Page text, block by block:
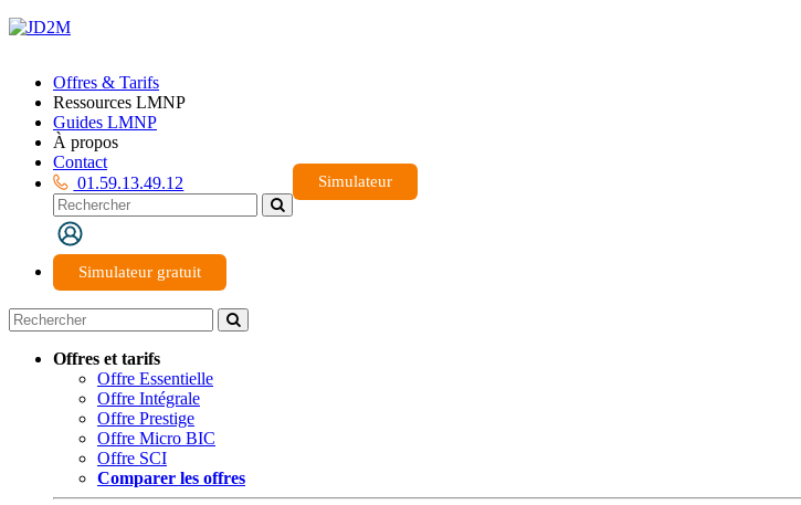
Offres & Tarifs
Ressources LMNP
Guides LMNP
À propos
Contact
01.59.13.49.12
Simulateur gratuit
Simulateur
Offres et tarifs
Offre Essentielle
Offre Intégrale
Offre Prestige
Offre Micro BIC
Offre SCI
Comparer les offres